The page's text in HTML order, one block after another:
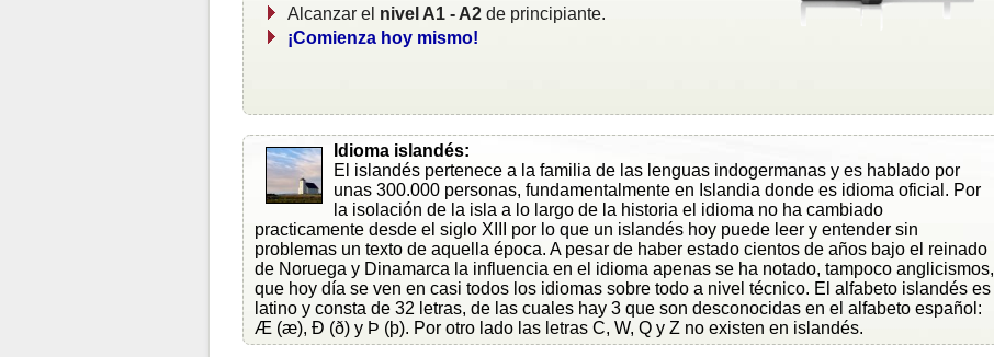
Alcanzar el nivel A1 - A2de principiante.
¡Comienza hoy mismo!
Idioma islandés:
El islandés pertenece a la familia de las lenguas indogermanas y es hablado por
unas 300.000 personas, fundamentalmente en Islandia donde es idioma oficial. Por
la isolación de la isla a lo largo de la historia el idioma no ha cambiado
practicamente desde el siglo XIII por lo que un islandés hoy puede leer y entender sin
problemas un texto de aquella época. A pesar de haber estado cientos de años bajo el reinado
de Noruega y Dinamarca la influencia en el idioma apenas se ha notado, tampoco anglicismos,
que hoy día se ven en casi todos los idiomas sobre todo a nivel técnico. El alfabeto islandés es
latino y consta de 32 letras, de las cuales hay 3 que son desconocidas en el alfabeto español:
Æ (æ), Ð (ð) y Þ (þ). Por otro lado las letras C, W, Q y Z no existen en islandés.